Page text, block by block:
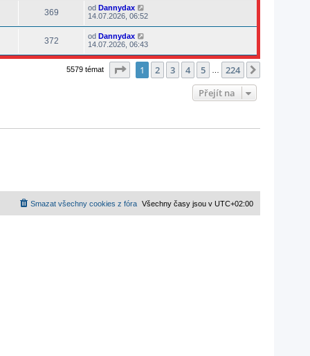
369 od Dannydax
14.07.2026, 06:52
372 od Dannydax
14.07.2026, 06:43
5579 témat Stránka z 224
1 2 3 4 5 224
Přejít na
Všechny časy jsou v UTC+02:00
Smazat všechny cookies z fóra